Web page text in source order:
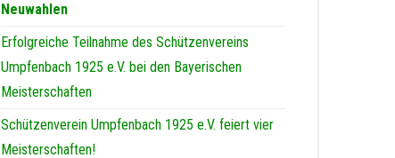
Neuwahlen
Erfolgreiche Teilnahme des Schützenvereins
Umpfenbach 1925 e.V. bei den Bayerischen
Meisterschaften
Schützenverein Umpfenbach 1925 e.V. feiert vier
Meisterschaften!